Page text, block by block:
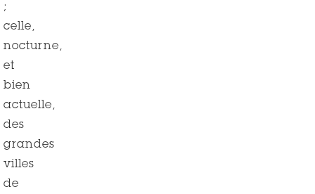
;
celle,
nocturne,
et
bien
actuelle,
des
grandes
villes
de